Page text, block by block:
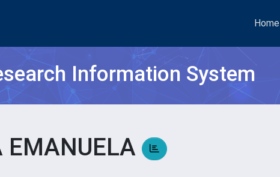
Home
Information System
EMANUELA